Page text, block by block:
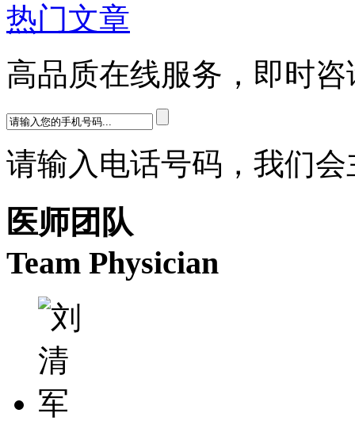
热门文章
高品质在线服务，即时咨
请输入电话号码，我们
医师团队
Team Physician